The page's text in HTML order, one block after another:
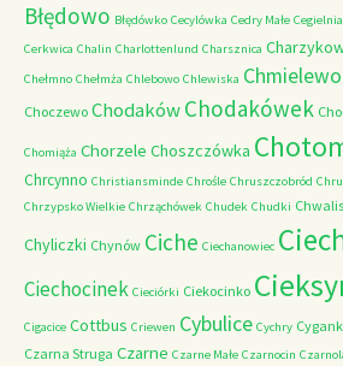
Błędowo Błędówko Cecylówka Cedry Małe Cegielnia
Cerkwica Chalin Charlottenlund Charsznica
Chełmno Chełmża Chlebowo Chlewiska Chmielewo
Choczewo ChodakówChodakówek
Chomiąża Chorzele Choszczówka
Chrcynno Christiansminde Chrośle Chruszczobród
Chrzypsko Wielkie Chrząchówek Chudek Chudki
Chyliczki Chynów Ciche Ciechanowiec
Ciechocinek Cieciórki Ciekocinko
Cigacice Cottbus Criewen Cybulice Cychry
Czarna Struga Czarne Czarne Małe Czarnocin